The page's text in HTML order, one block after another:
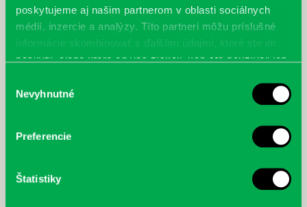
poskytujeme aj našim partnerom v oblasti sociálnych
médií, inzercie a analýzy. Títo partneri môžu príslušné
informácie skombinovať s ďalšími údajmi, ktoré ste im
poskytli, alebo ktoré od vás získali, keď ste používali ich
súhlasu
Nevyhnutné
Preferencie
Štatistiky
cyklistu modernej doby:
nezastaviteľný